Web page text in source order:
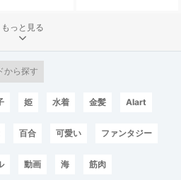
もっと見る
から探す
姫 水着 金髪 AIart
百合 可愛い ファンタジー
動画 海 筋肉